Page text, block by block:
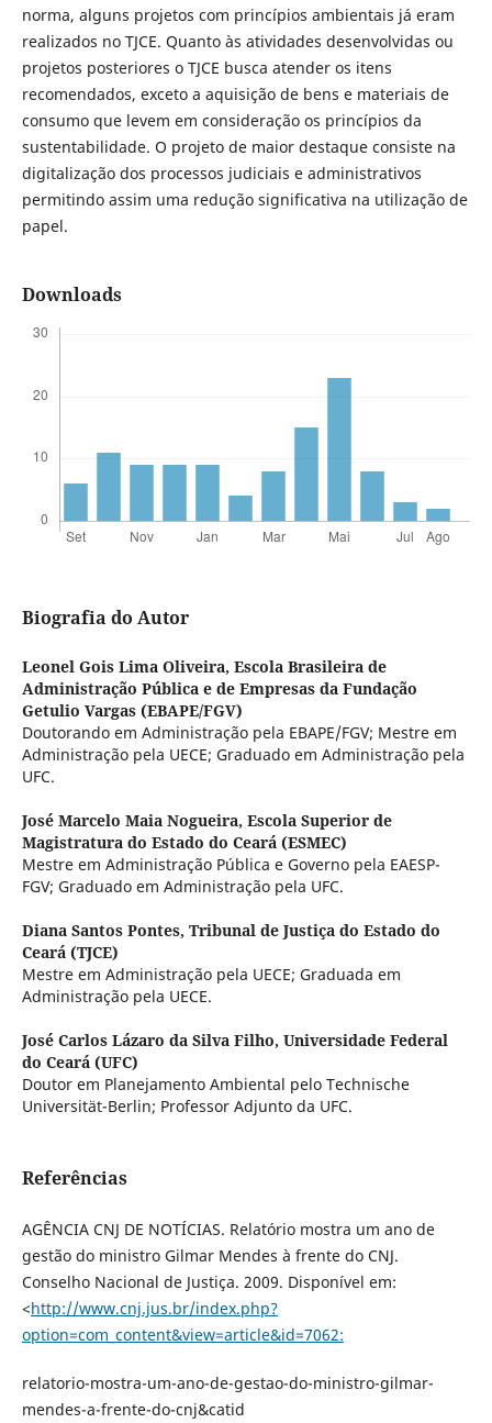
norma, alguns projetos com princípios ambientais já eram
realizados no TJCE. Quanto às atividades desenvolvidas ou
projetos posteriores o TJCE busca atender os itens
recomendados, exceto a aquisição de bens e materiais de
consumo que levem em consideração os princípios da
sustentabilidade. O projeto de maior destaque consiste na
digitalização dos processos judiciais e administrativos
permitindo assim uma redução significativa na utilização de
papel.
Downloads
Biografia do Autor
Leonel Gois Lima Oliveira, Escola Brasileira de
Administração Pública e de Empresas da Fundação
Getulio Vargas (EBAPE/FGV)
Doutorando em Administração pela EBAPE/FGV; Mestre em
Administração pela UECE; Graduado em Administração pela
UFC.
José Marcelo Maia Nogueira, Escola Superior de
Magistratura do Estado do Ceará (ESMEC)
Mestre em Administração Pública e Governo pela EAESP-
FGV; Graduado em Administração pela UFC.
Diana Santos Pontes, Tribunal de Justiça do Estado do
Ceará (TJCE)
Mestre em Administração pela UECE; Graduada em
Administração pela UECE.
José Carlos Lázaro da Silva Filho, Universidade Federal
do Ceará (UFC)
Doutor em Planejamento Ambiental pelo Technische
Universität-Berlin; Professor Adjunto da UFC.
Referências
AGÊNCIA CNJ DE NOTÍCIAS. Relatório mostra um ano de
gestão do ministro Gilmar Mendes à frente do CNJ.
Conselho Nacional de Justiça. 2009. Disponível em:
<http://www.cnj.jus.br/index.php?
option=com_content&view=article&id=7062:
relatorio-mostra-um-ano-de-gestao-do-ministro-gilmar-
mendes-a-frente-do-cnj&catid